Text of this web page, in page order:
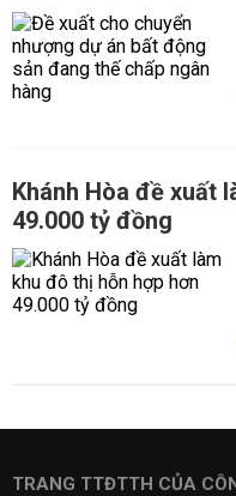
Khánh Hòa đề xuất
49.000 tỷ đồng
TRANG TTĐTTH CỦA